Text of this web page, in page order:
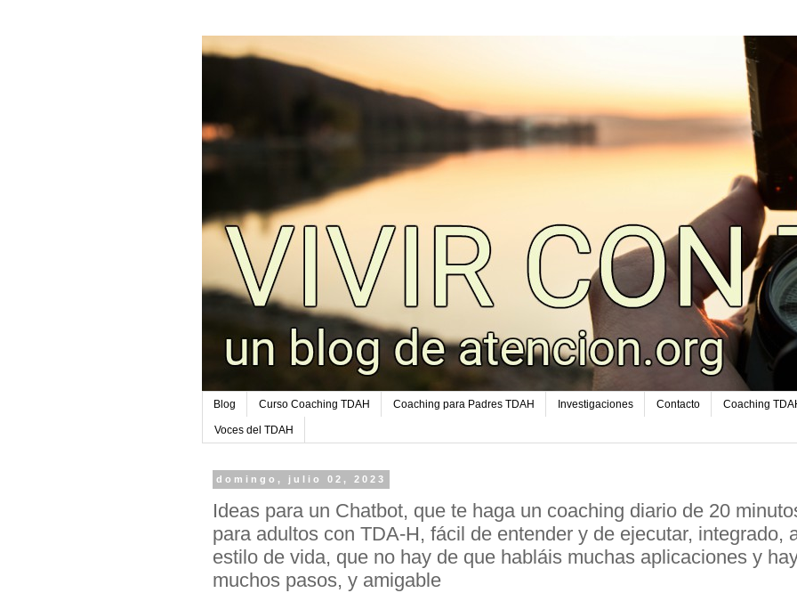
Blog Curso Coaching TDAH Coaching para Padres TDAH Investigaciones Contacto Coaching
Voces del TDAH
domingo, julio 02, 2023
Ideas para un Chatbot, que te haga un coaching diario de 20
para adultos con TDA-H, fácil de entender y de ejecutar, integrado,
estilo de vida, que no hay de que habláis muchas aplicaciones y
muchos pasos, y amigable